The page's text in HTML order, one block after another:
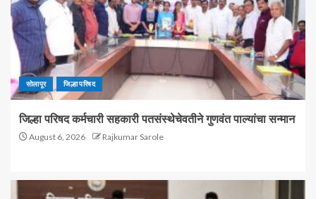
सोलापूर जिल्हा परिषद
जिल्हा परिषद कर्मचारी सहकारी पतसंस्थेचेवतीने गुणवंत पाल्यांचा सन्मान
August 6, 2026 Rajkumar Sarole